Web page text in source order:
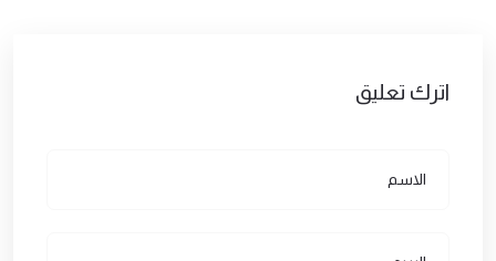
اترك تعليق